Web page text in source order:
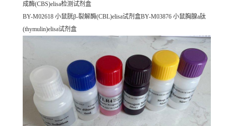
成酶(CBS)elisa检测试剂盒
BY-M02618 小鼠胱β-裂解酶(CBL)elisa试剂盒BY-M03876 小鼠胸腺a肽
(thymulin)elisa试剂盒